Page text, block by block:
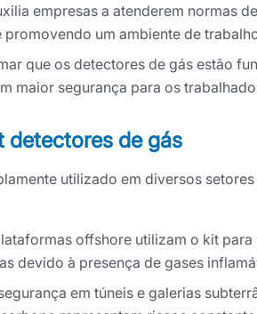
empresas a atenderem normas
um ambiente de
que os detectores de gás estão
maior segurança para os
detectores de gás
utilizado em diversos
offshore utilizam o kit
devido à presença de gases
em túneis e galerias